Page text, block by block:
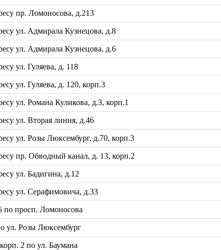
пр. Ломоносова, д.213
ул. Адмирала Кузнецова, д.8
ул. Адмирала Кузнецова, д.6
ул. Гуляева, д. 118
ул. Гуляева, д. 120, корп.3
ул. Романа Куликова, д.3, корп.1
ул. Вторая линия, д.46
ул. Розы Люксембург, д.70, корп.3
пр. Обводный канал, д. 13, корп.2
ул. Бадигина, д.12
ул. Серафимовича, д.33
просп. Ломоносова
ул. Розы Люксембург
2 по ул. Баумана